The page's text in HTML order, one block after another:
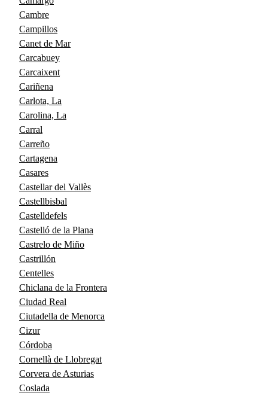
Cambre
Campillos
Canet de Mar
Carcabuey
Carcaixent
Cariñena
Carlota, La
Carolina, La
Carral
Carreño
Cartagena
Casares
Castellar del Vallès
Castellbisbal
Castelldefels
Castelló de la Plana
Castrelo de Miño
Castrillón
Centelles
Chiclana de la Frontera
Ciudad Real
Ciutadella de Menorca
Cizur
Córdoba
Cornellà de Llobregat
Corvera de Asturias
Coslada